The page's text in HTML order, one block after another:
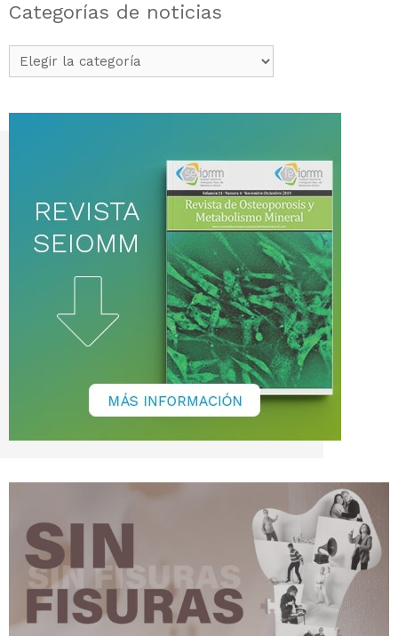
Categorías de noticias
Categorías
de